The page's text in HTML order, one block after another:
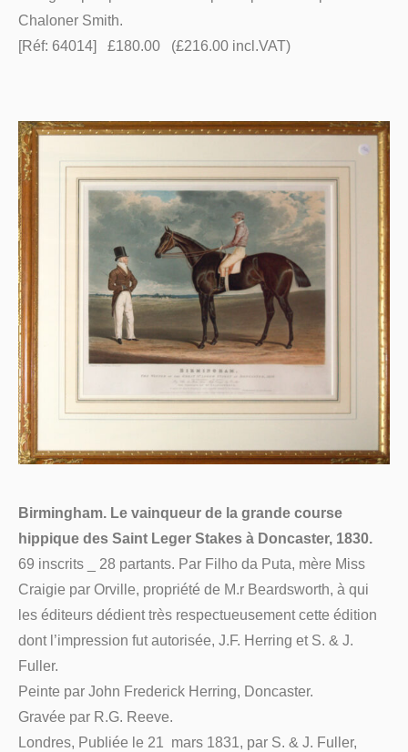
Chaloner Smith.
[Réf: 64014] £180.00 (£216.00 incl.VAT)
Birmingham. Le vainqueur de la grande course
hippique des Saint Leger Stakes à Doncaster, 1830.
69 inscrits _ 28 partants. Par Filho da Puta, mère Miss
Craigie par Orville, propriété de M.r Beardsworth, à qui
les éditeurs dédient très respectueusement cette édition
dont l’impression fut autorisée, J.F. Herring et S. & J.
Fuller.
Peinte par John Frederick Herring, Doncaster.
Gravée par R.G. Reeve.
Londres, Publiée le 21 mars 1831, par S. & J. Fuller,